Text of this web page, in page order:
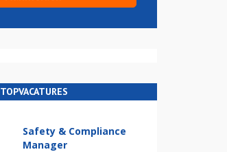
TOPVACATURES
Safety & Compliance
Manager